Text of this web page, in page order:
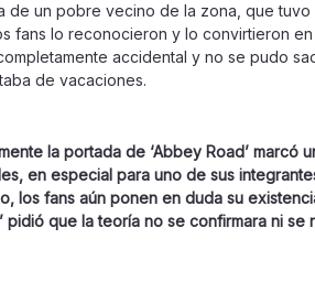
de un pobre vecino de la zona, que
fans lo reconocieron y lo convirtieron
accidental y no se pudo
de vacaciones.
la portada de ‘Abbey Road’ marcó
en especial para uno de sus
los fans aún ponen en duda su
pidió que la teoría no se confirmara ni se